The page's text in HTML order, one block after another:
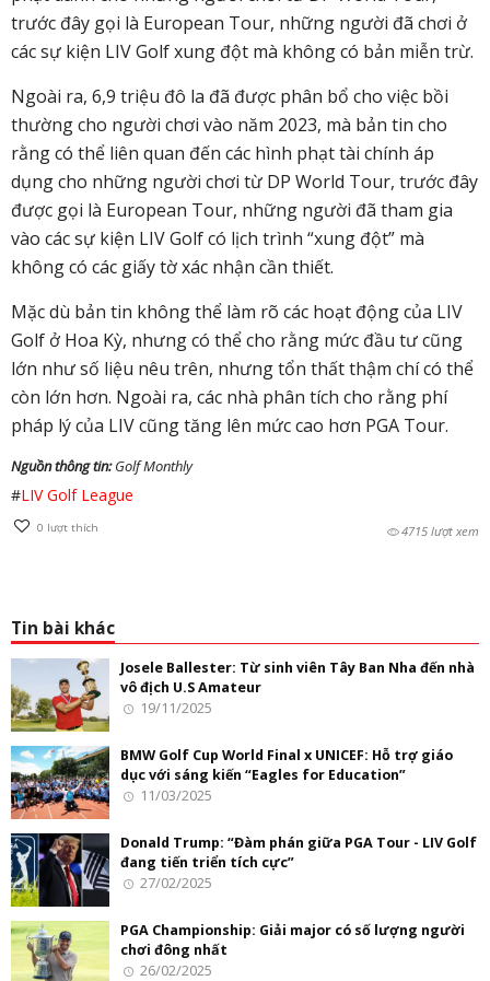
trước đây gọi là European Tour, những người đã chơi ở
các sự kiện LIV Golf xung đột mà không có bản miễn trừ.
Ngoài ra, 6,9 triệu đô la đã được phân bổ cho việc bồi
thường cho người chơi vào năm 2023, mà bản tin cho
rằng có thể liên quan đến các hình phạt tài chính áp
dụng cho những người chơi từ DP World Tour, trước đây
được gọi là European Tour, những người đã tham gia
vào các sự kiện LIV Golf có lịch trình “xung đột” mà
không có các giấy tờ xác nhận cần thiết.
Mặc dù bản tin không thể làm rõ các hoạt động của LIV
Golf ở Hoa Kỳ, nhưng có thể cho rằng mức đầu tư cũng
lớn như số liệu nêu trên, nhưng tổn thất thậm chí có thể
còn lớn hơn. Ngoài ra, các nhà phân tích cho rằng phí
pháp lý của LIV cũng tăng lên mức cao hơn PGA Tour.
Nguồn thông tin:Golf Monthly
#LIV Golf League
0 lượt thích 4715 lượt xem
Tin bài khác
Josele Ballester: Từ sinh viên Tây Ban Nha đến nhà
vô địch U.S Amateur
19/11/2025
BMW Golf Cup World Final x UNICEF: Hỗ trợ giáo
dục với sáng kiến “Eagles for Education”
11/03/2025
Donald Trump: “Đàm phán giữa PGA Tour - LIV Golf
đang tiến triển tích cực”
27/02/2025
PGA Championship: Giải major có số lượng người
chơi đông nhất
26/02/2025